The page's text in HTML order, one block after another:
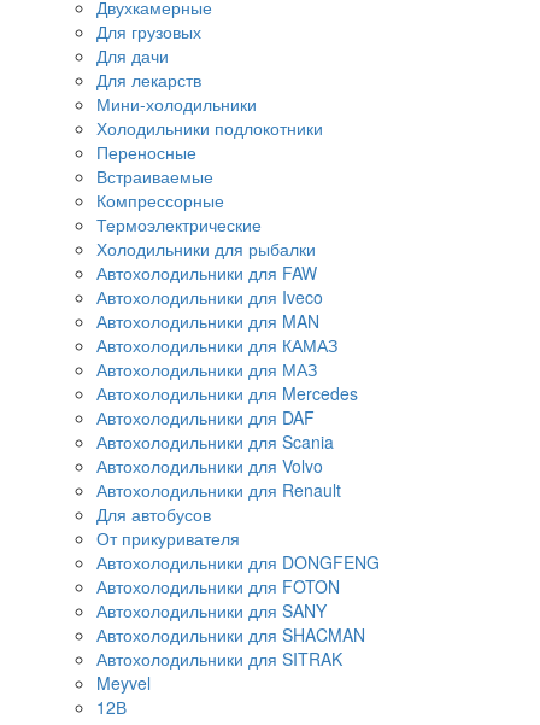
Двухкамерные
Для грузовых
Для дачи
Для лекарств
Мини-холодильники
Холодильники подлокотники
Переносные
Встраиваемые
Компрессорные
Термоэлектрические
Холодильники для рыбалки
Автохолодильники для FAW
Автохолодильники для Iveco
Автохолодильники для MAN
Автохолодильники для КАМАЗ
Автохолодильники для МАЗ
Автохолодильники для Mercedes
Автохолодильники для DAF
Автохолодильники для Scania
Автохолодильники для Volvo
Автохолодильники для Renault
Для автобусов
От прикуривателя
Автохолодильники для DONGFENG
Автохолодильники для FOTON
Автохолодильники для SANY
Автохолодильники для SHACMAN
Автохолодильники для SITRAK
Meyvel
12В